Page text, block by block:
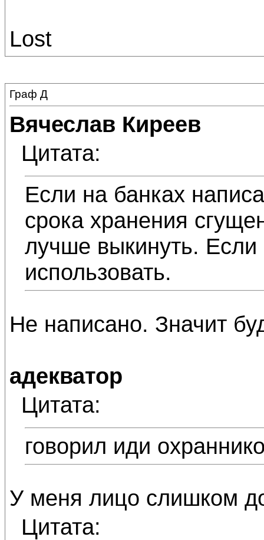
Lost
Граф Д
Вячеслав Киреев
Цитата:
Если на банках
срока хранения
лучше выкинуть.
использовать.
Не написано. Значит
адекватор
Цитата:
говорил иди
У меня лицо слишком
Цитата: